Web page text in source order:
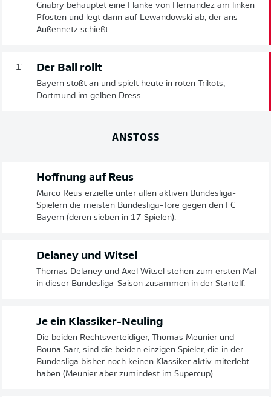
Gnabry behauptet eine Flanke von Hernandez am linken
Pfosten und legt dann auf Lewandowski ab, der ans
Außennetz schießt.
1' Der Ball rollt
Bayern stößt an und spielt heute in roten Trikots,
Dortmund im gelben Dress.
ANSTOSS
Hoffnung auf Reus
Marco Reus erzielte unter allen aktiven Bundesliga-
Spielern die meisten Bundesliga-Tore gegen den FC
Bayern (deren sieben in 17 Spielen).
Delaney und Witsel
Thomas Delaney und Axel Witsel stehen zum ersten Mal
in dieser Bundesliga-Saison zusammen in der Startelf.
Je ein Klassiker-Neuling
Die beiden Rechtsverteidiger, Thomas Meunier und
Bouna Sarr, sind die beiden einzigen Spieler, die in der
Bundesliga bisher noch keinen Klassiker aktiv miterlebt
haben (Meunier aber zumindest im Supercup).